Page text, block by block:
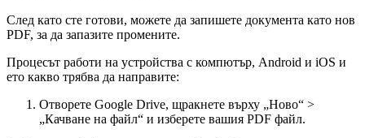
След като сте готови, можете да запишете документа като нов
PDF, за да запазите промените.
Процесът работи на устройства с компютър, Android и iOS и
ето какво трябва да направите:
Отворете Google Drive, щракнете върху „Ново“ >
„Качване на файл“ и изберете вашия PDF файл.